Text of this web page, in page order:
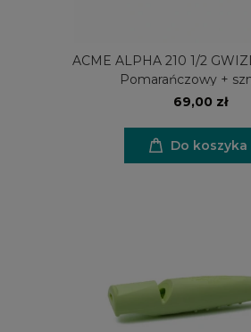
ACME ALPHA 210 1/2
Pomarańczowy +
69,00 zł
Do koszyka